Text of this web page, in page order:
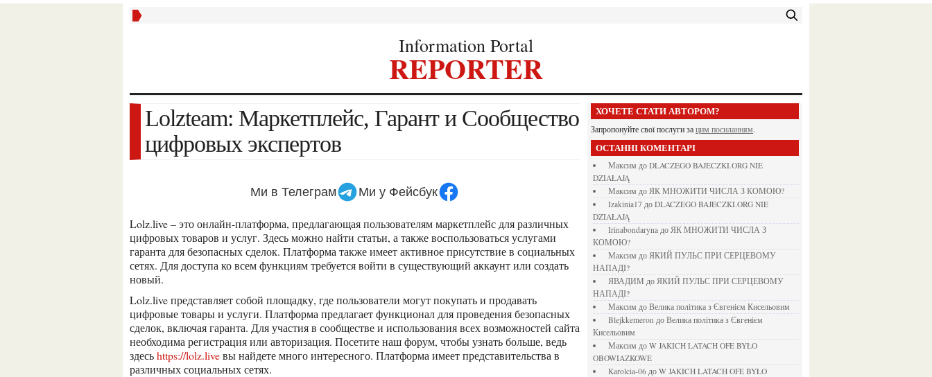
Information Portal
REPORTER
Lolzteam: Маркетплейс, Гарант и Сообщество
цифровых экспертов
Ми в Телеграм Ми у Фейсбук
Lolz.live – это онлайн-платформа, предлагающая пользователям маркетплейс для различных
цифровых товаров и услуг. Здесь можно найти статьи, а также воспользоваться услугами
гаранта для безопасных сделок. Платформа также имеет активное присутствие в социальных
сетях. Для доступа ко всем функциям требуется войти в существующий аккаунт или создать
новый.
Lolz.live представляет собой площадку, где пользователи могут покупать и продавать
цифровые товары и услуги. Платформа предлагает функционал для проведения безопасных
сделок, включая гаранта. Для участия в сообществе и использования всех возможностей сайта
необходима регистрация или авторизация. Посетите наш форум, чтобы узнать больше, ведь
здесьhttps://lolz.liveвы найдете много интересного. Платформа имеет представительства в
различных социальных сетях.
ХОЧЕТЕ СТАТИ АВТОРОМ?
Запропонуйте свої послуги за цим посиланням.
ОСТАННІ КОМЕНТАРІ
Максим до DLACZEGO BAJECZKI.ORG NIE
DZIAŁAJĄ
Максим до ЯК МНОЖИТИ ЧИСЛА З КОМОЮ?
izakinia17 до DLACZEGO BAJECZKI.ORG NIE
DZIAŁAJĄ
irinabondarynaдо ЯК МНОЖИТИ ЧИСЛА З
КОМОЮ?
Максим до ЯКИЙ ПУЛЬС ПРИ СЕРЦЕВОМУ
НАПАДІ?
ЯВАДИМ до ЯКИЙ ПУЛЬС ПРИ СЕРЦЕВОМУ
НАПАДІ?
Максим до Велика політика з Євгенієм Кисельовим
blejkkemeronдо Велика політика з Євгенієм
Кисельовим
Максим до W JAKICH LATACH OFE BYŁO
OBOWIAZKOWE
karolcia-06до W JAKICH LATACH OFE BYŁO